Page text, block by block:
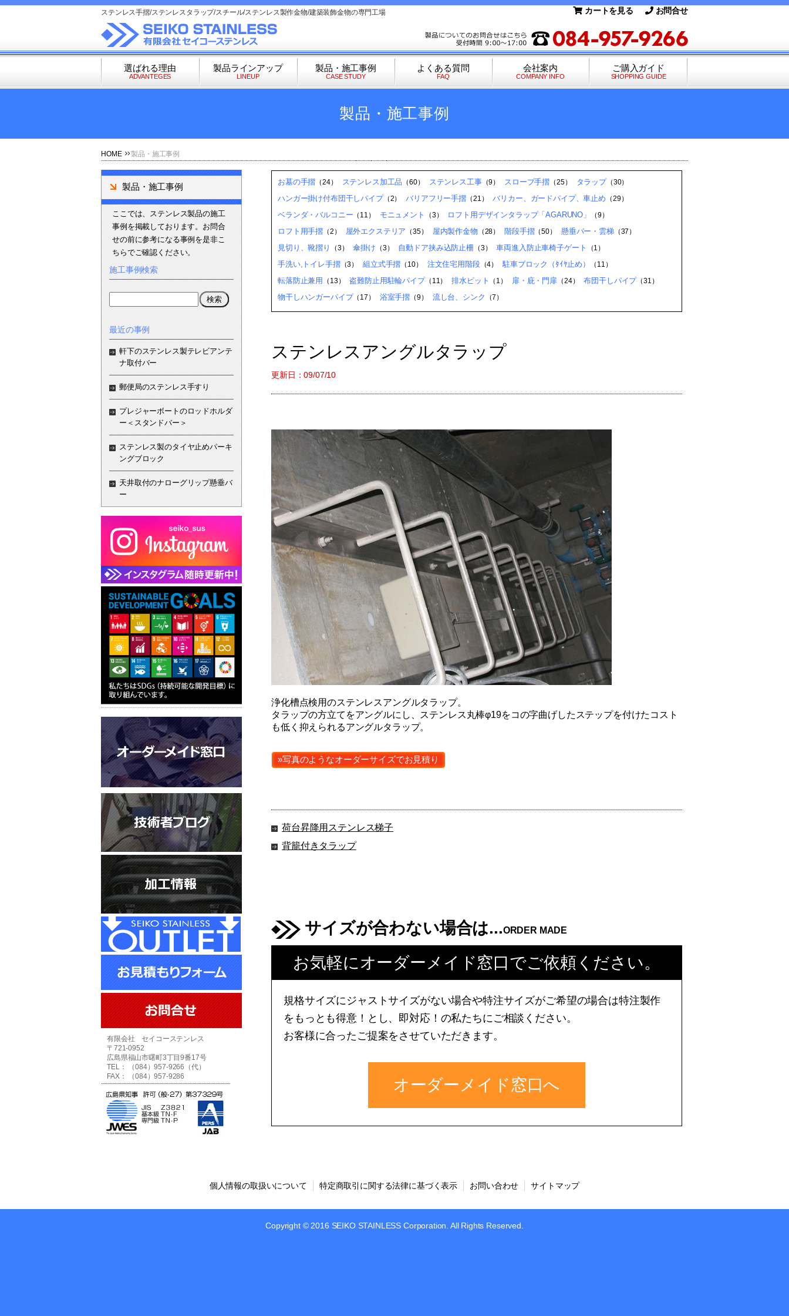
ステンレス手摺/ステンレスタラップ/スチール/ステンレス製作金物/建築装飾金物の専門工場 カートを見る お問合せ
選ばれる理由
ADVANTEGES
製品ラインアップ
LINEUP
製品・施工事例
CASE STUDY
よくある質問
FAQ
会社案内
COMPANY INFO
ご購入ガイド
SHOPPING GUIDE
製品・施工事例
HOME 製品・施工事例
お墓の手摺 （24） ステンレス加工品 （60） ステンレス工事（9） スロープ手摺 （25） タラップ（30）
ハンガー掛け付布団干しパイプ（2） バリアフリー手摺 （21） バリカー、ガードパイプ、車止め （29）
ベランダ・バルコニー （11） モニュメント （3） ロフト用デザインタラップ「AGARUNO」 （9）
ロフト用手摺 （2） 屋外エクステリア （35） 屋内製作金物 （28） 階段手摺（50） 懸垂バー・雲梯（37）
見切り、靴摺り （3） 傘掛け （3） 自動ドア挟み込防止柵 （3） 車両進入防止車椅子ゲート （1）
手洗い,トイレ手摺（3） 組立式手摺 （10） 注文住宅用階段（4） 駐車ブロック（ﾀｲﾔ止め） （11）
転落防止兼用 （13） 盗難防止用駐輪パイプ（11） 排水ピット （1） 扉・庇・門扉（24） 布団干しパイプ （31）
物干しハンガーパイプ（17） 浴室手摺 （9） 流し台、シンク （7）
ステンレスアングルタラップ
更新日：09/07/10
浄化槽点検用のステンレスアングルタラップ。
タラップの方立てをアングルにし、ステンレス丸棒φ19をコの字曲げしたステップを付けたコスト
も低く抑えられるアングルタラップ。
»写真のようなオーダーサイズでお見積り
荷台昇降用ステンレス梯子
背籠付きタラップ
サイズが合わない場合は...ORDER MADE
お気軽にオーダーメイド窓口でご依頼ください。
規格サイズにジャストサイズがない場合や特注サイズがご希望の場合は特注製作
をもっとも得意！とし、即対応！の私たちにご相談ください。
お客様に合ったご提案をさせていただきます。
オーダーメイド窓口へ
製品・施工事例
ここでは、ステンレス製品の施工
事例を掲載しております。お問合
せの前に参考になる事例を是非こ
ちらでご確認ください。
施工事例検索
最近の事例
軒下のステンレス製テレビアンテ
ナ取付バー
郵便局のステンレス手すり
プレジャーボートのロッドホルダ
ー＜スタンドバー＞
ステンレス製のタイヤ止めパーキ
ングブロック
天井取付のナローグリップ懸垂バ
ー
有限会社 セイコーステンレス
〒721-0952
広島県福山市曙町3丁目9番17号
TEL： （084）957-9266（代）
FAX： （084）957-9286
個人情報の取扱いについて 特定商取引に関する法律に基づく表示 お問い合わせ サイトマップ
Copyright © 2016 SEIKO STAINLESS Corporation. All Rights Reserved.